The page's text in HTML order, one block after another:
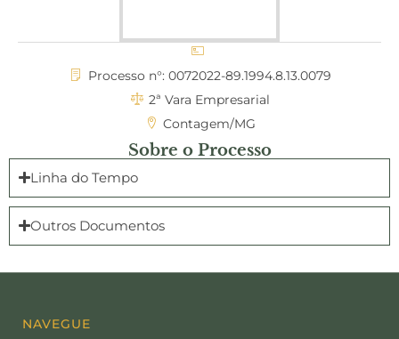
Processo n°: 0072022-89.1994.8.13.0079
2ª Vara Empresarial
Contagem/MG
Sobre o Processo
Linha do Tempo
Outros Documentos
NAVEGUE